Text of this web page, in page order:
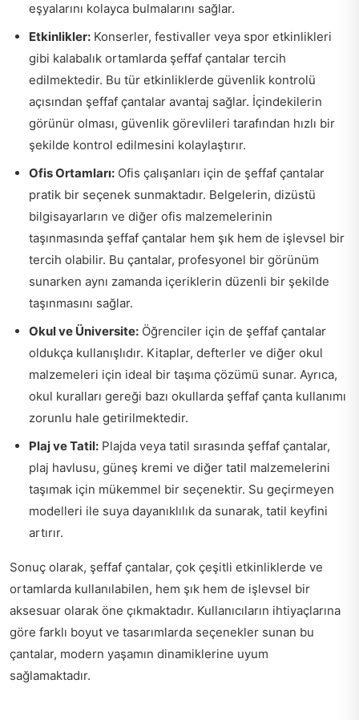
eşyalarını kolayca bulmalarını sağlar.
Etkinlikler: Konserler, festivaller veya spor etkinlikleri
gibi kalabalık ortamlarda şeffaf çantalar tercih
edilmektedir. Bu tür etkinliklerde güvenlik kontrolü
açısından şeffaf çantalar avantaj sağlar. İçindekilerin
görünür olması, güvenlik görevlileri tarafından hızlı bir
şekilde kontrol edilmesini kolaylaştırır.
Ofis Ortamları: Ofis çalışanları için de şeffaf çantalar
pratik bir seçenek sunmaktadır. Belgelerin, dizüstü
bilgisayarların ve diğer ofis malzemelerinin
taşınmasında şeffaf çantalar hem şık hem de işlevsel bir
tercih olabilir. Bu çantalar, profesyonel bir görünüm
sunarken aynı zamanda içeriklerin düzenli bir şekilde
taşınmasını sağlar.
Okul ve Üniversite: Öğrenciler için de şeffaf çantalar
oldukça kullanışlıdır. Kitaplar, defterler ve diğer okul
malzemeleri için ideal bir taşıma çözümü sunar. Ayrıca,
okul kuralları gereği bazı okullarda şeffaf çanta kullanımı
zorunlu hale getirilmektedir.
Plaj ve Tatil: Plajda veya tatil sırasında şeffaf çantalar,
plaj havlusu, güneş kremi ve diğer tatil malzemelerini
taşımak için mükemmel bir seçenektir. Su geçirmeyen
modelleri ile suya dayanıklılık da sunarak, tatil keyfini
artırır.
Sonuç olarak, şeffaf çantalar, çok çeşitli etkinliklerde ve
ortamlarda kullanılabilen, hem şık hem de işlevsel bir
aksesuar olarak öne çıkmaktadır. Kullanıcıların ihtiyaçlarına
göre farklı boyut ve tasarımlarda seçenekler sunan bu
çantalar, modern yaşamın dinamiklerine uyum
sağlamaktadır.